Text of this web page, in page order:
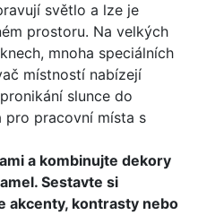
světlo a lze je
prostoru. Na velkých
mnoha speciálních
místností nabízejí
slunce do
pro pracovní místa s
a kombinujte dekory
Sestavte si
akcenty, kontrasty nebo